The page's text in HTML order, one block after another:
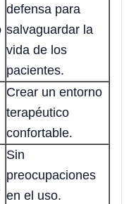
defensa para
salvaguardar la
vida de los
pacientes.
Crear un entorno
terapéutico
confortable.
Sin
preocupaciones
en el uso.